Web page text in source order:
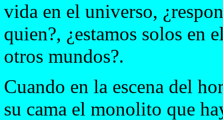
vida en el universo,
quien?, ¿estamos solos en
otros mundos?.
Cuando en la escena del
su cama el monolito que